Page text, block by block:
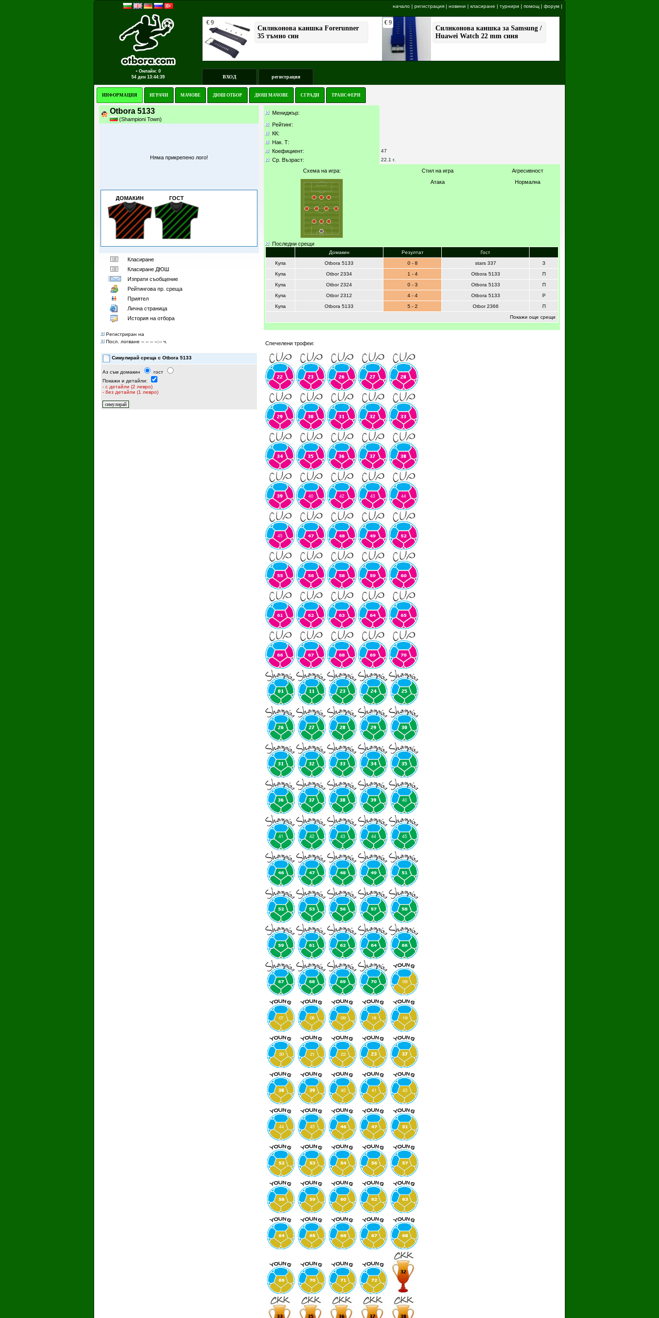
▪ Онлайн: 0
54 ден 13:44:39
начало | регистрация | новини | класиране | турнири | помощ | форум |
ВХОД регистрация
ИНФОРМАЦИЯ ИГРАЧИ МАЧОВЕ ДЮШ ОТБОР ДЮШ МАЧОВЕ СГРАДИ ТРАНСФЕРИ
Otbora 5133
(Shampioni Town)
Няма прикрепено лого!
ДОМАКИН ГОСТ
Класиране
Класиране ДЮШ
Изпрати съобщение
Рейтингoва пр. среща
Приятел
Лична страница
История на отбора
Регистриран на
Посл. логване -- -- -- --:-- ч.
Симулирай среща с Otbora 5133
Аз съм домакин
гост
Покажи и детайли:
- с детайли (2 левро)
- без детайли (1 левро)
Мениджър:
Рейтинг:
КК:
Нак. Т:
Коефициент:
47
Ср. Възраст: 22.1 г.
Схема на игра: Стил на игра
Агресивност
Атака
Нормална
Последни срещи
Домакин Резултат
Гост
Купа
Otbora 5133 0 - 8 stars 337
З
Купа
Otbor 2334 1 - 4 Otbora 5133
П
Купа
Otbor 2324 0 - 3 Otbora 5133
П
Купа
Otbor 2312 4 - 4 Otbora 5133
Р
Купа
Otbora 5133 5 - 2 Otbor 2366
П
Покажи още срещи
Спечелени трофеи: